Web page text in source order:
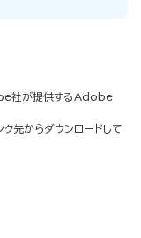
社が提供するAdobe
先からダウンロードして